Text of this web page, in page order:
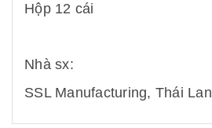
Hộp 12 cái
Nhà sx:
SSL Manufacturing, Thái Lan